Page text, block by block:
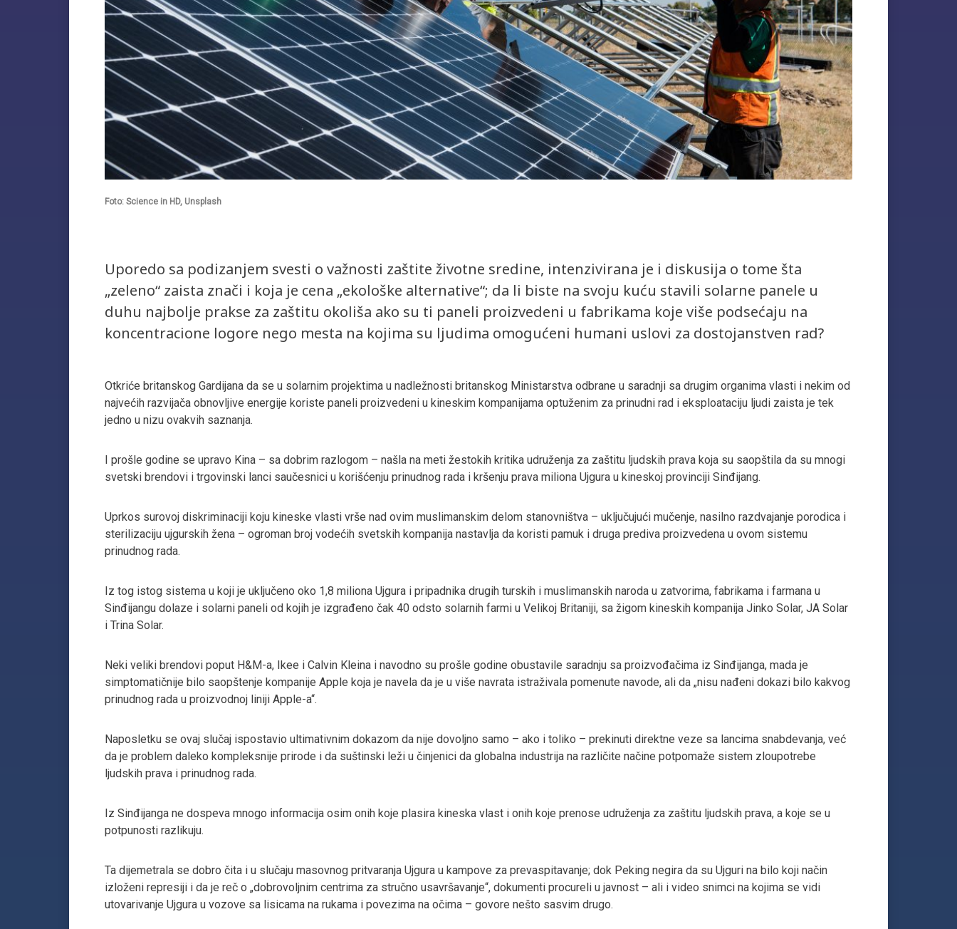
Foto: Science in HD, Unsplash
Uporedo sa podizanjem svesti o važnosti zaštite životne sredine, intenzivirana je i diskusija o tome šta
„zeleno“ zaista znači i koja je cena „ekološke alternative“; da li biste na svoju kuću stavili solarne panele u
duhu najbolje prakse za zaštitu okoliša ako su ti paneli proizvedeni u fabrikama koje više podsećaju na
koncentracione logore nego mesta na kojima su ljudima omogućeni humani uslovi za dostojanstven rad?
Otkriće britanskog Gardijana da se u solarnim projektima u nadležnosti britanskog Ministarstva odbrane u saradnji sa drugim organima vlasti i nekim od
najvećih razvijača obnovljive energije koriste paneli proizvedeni u kineskim kompanijama optuženim za prinudni rad i eksploataciju ljudi zaista je tek
jedno u nizu ovakvih saznanja.
I prošle godine se upravo Kina – sa dobrim razlogom – našla na meti žestokih kritika udruženja za zaštitu ljudskih prava koja su saopštila da su mnogi
svetski brendovi i trgovinski lanci saučesnici u korišćenju prinudnog rada i kršenju prava miliona Ujgura u kineskoj provinciji Sinđijang.
Uprkos surovoj diskriminaciji koju kineske vlasti vrše nad ovim muslimanskim delom stanovništva – uključujući mučenje, nasilno razdvajanje porodica i
sterilizaciju ujgurskih žena – ogroman broj vodećih svetskih kompanija nastavlja da koristi pamuk i druga prediva proizvedena u ovom sistemu
prinudnog rada.
Iz tog istog sistema u koji je uključeno oko 1,8 miliona Ujgura i pripadnika drugih turskih i muslimanskih naroda u zatvorima, fabrikama i farmana u
Sinđijangu dolaze i solarni paneli od kojih je izgrađeno čak 40 odsto solarnih farmi u Velikoj Britaniji, sa žigom kineskih kompanija Jinko Solar, JA Solar
i Trina Solar.
Neki veliki brendovi poput H&M-a, Ikee i Calvin Kleina i navodno su prošle godine obustavile saradnju sa proizvođačima iz Sinđijanga, mada je
simptomatičnije bilo saopštenje kompanije Apple koja je navela da je u više navrata istraživala pomenute navode, ali da „nisu nađeni dokazi bilo kakvog
prinudnog rada u proizvodnoj liniji Apple-a“.
Naposletku se ovaj slučaj ispostavio ultimativnim dokazom da nije dovoljno samo – ako i toliko – prekinuti direktne veze sa lancima snabdevanja, već
da je problem daleko kompleksnije prirode i da suštinski leži u činjenici da globalna industrija na različite načine potpomaže sistem zloupotrebe
ljudskih prava i prinudnog rada.
Iz Sinđijanga ne dospeva mnogo informacija osim onih koje plasira kineska vlast i onih koje prenose udruženja za zaštitu ljudskih prava, a koje se u
potpunosti razlikuju.
Ta dijemetrala se dobro čita i u slučaju masovnog pritvaranja Ujgura u kampove za prevaspitavanje; dok Peking negira da su Ujguri na bilo koji način
izloženi represiji i da je reč o „dobrovoljnim centrima za stručno usavršavanje“, dokumenti procureli u javnost – ali i video snimci na kojima se vidi
utovarivanje Ujgura u vozove sa lisicama na rukama i povezima na očima – govore nešto sasvim drugo.